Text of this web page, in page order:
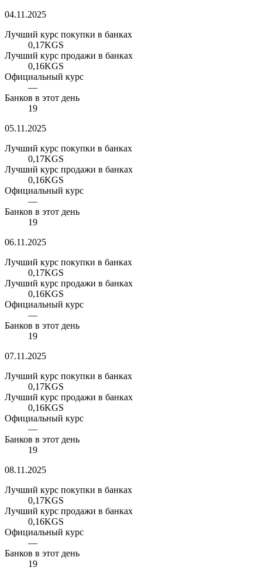
04.11.2025
Лучший курс покупки в банках
0,17KGS
Лучший курс продажи в банках
0,16KGS
Официальный курс
—
Банков в этот день
19
05.11.2025
Лучший курс покупки в банках
0,17KGS
Лучший курс продажи в банках
0,16KGS
Официальный курс
—
Банков в этот день
19
06.11.2025
Лучший курс покупки в банках
0,17KGS
Лучший курс продажи в банках
0,16KGS
Официальный курс
—
Банков в этот день
19
07.11.2025
Лучший курс покупки в банках
0,17KGS
Лучший курс продажи в банках
0,16KGS
Официальный курс
—
Банков в этот день
19
08.11.2025
Лучший курс покупки в банках
0,17KGS
Лучший курс продажи в банках
0,16KGS
Официальный курс
—
Банков в этот день
19